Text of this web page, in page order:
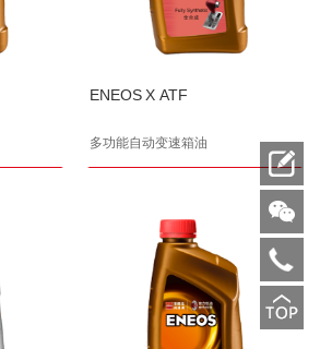
ENEOS X ATF
多功能自动变速箱油